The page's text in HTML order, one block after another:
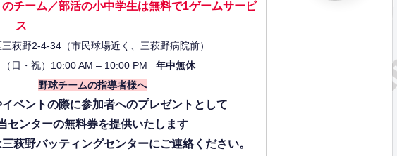
チーム／部活の小中学生は無料で1ゲームサービ
ス
萩野2-4-34（市民球場近く、三萩野病院前）
（日・祝）10:00 AM – 10:00 PM年中無休
野球チームの指導者様へ
イベントの際に参加者へのプレゼントとして
センターの無料券を提供いたします
萩野バッティングセンターにご連絡ください。